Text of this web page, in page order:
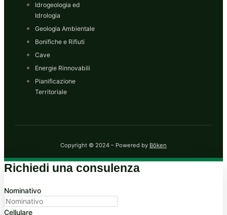
Idrogeologia ed
Idrologia
Geologia Ambientale
Bonifiche e Rifiuti
Cave
Energie Rinnovabili
Pianificazione
Territoriale
Copyright © 2024 – Powered by Bōken
Richiedi una consulenza
Nominativo
Cellulare